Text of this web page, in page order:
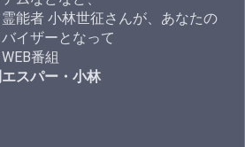
能者 小林世征さんが、あなたの
イザーとなって
番組
エスパー・小林